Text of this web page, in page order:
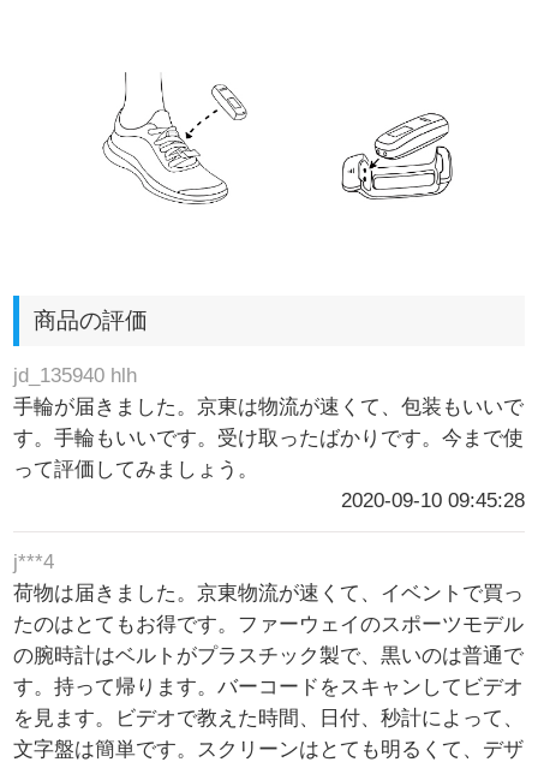
商品の評価
jd_135940 hlh
手輪が届きました。京東は物流が速くて、包装もいいで
す。手輪もいいです。受け取ったばかりです。今まで使
って評価してみましょう。
2020-09-10 09:45:28
j***4
荷物は届きました。京東物流が速くて、イベントで買っ
たのはとてもお得です。ファーウェイのスポーツモデル
の腕時計はベルトがプラスチック製で、黒いのは普通で
す。持って帰ります。バーコードをスキャンしてビデオ
を見ます。ビデオで教えた時間、日付、秒計によって、
文字盤は簡単です。スクリーンはとても明るくて、デザ